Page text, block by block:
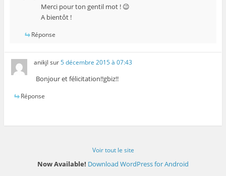
Merci pour ton gentil mot ! 😉
A bientôt !
Réponse
anikjl sur5 décembre 2015 à 07:43
Bonjour et félicitation!!gbiz!!
Réponse
Voir tout le site
Now Available! Download WordPress for Android